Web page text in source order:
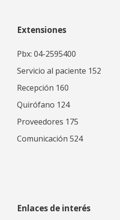
Extensiones
Pbx: 04-2595400
Servicio al paciente 152
Recepción 160
Quirófano 124
Proveedores 175
Comunicación 524
Enlaces de interés